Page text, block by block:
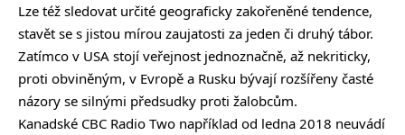
Lze též sledovat určité geograficky zakořeněné tendence,
stavět se s jistou mírou zaujatosti za jeden či druhý tábor.
Zatímco v USA stojí veřejnost jednoznačně, až nekriticky,
proti obviněným, v Evropě a Rusku bývají rozšířeny časté
názory se silnými předsudky proti žalobcům.
Kanadské CBC Radio Two například od ledna 2018 neuvádí